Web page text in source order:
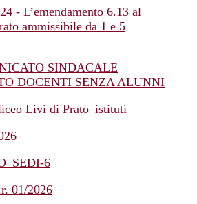
- L’emendamento 6.13 al
ammissibile da 1 e 5
SINDACALE
DOCENTI SENZA ALUNNI
Livi di Prato_istituti
6
01/2026